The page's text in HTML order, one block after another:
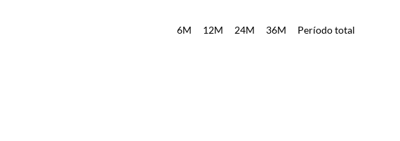
6M 12M 24M 36M Período total